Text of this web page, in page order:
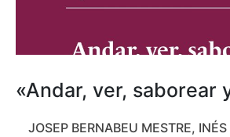
«Andar, ver, saborear
JOSEP BERNABEU MESTRE,